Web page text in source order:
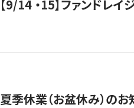
【9/14 ・15】ファンドレ
夏季休業（お盆休み）のお